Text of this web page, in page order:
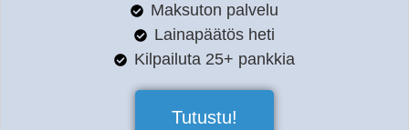
Maksuton palvelu
Lainapäätös heti
Kilpailuta 25+ pankkia
Tutustu!